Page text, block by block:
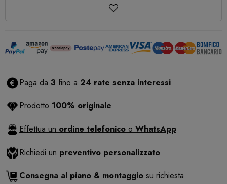
Paga da 3 fino a 24 rate senza interessi
Prodotto 100% originale
Effettua un ordine telefonico o WhatsApp
Richiedi un preventivo personalizzato
Consegna al piano & montaggio su richiesta